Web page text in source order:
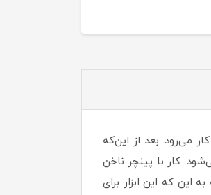
می‌رود. بعد از این‌که
کار با پینچر ناخن
این که این ابزار برای